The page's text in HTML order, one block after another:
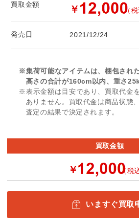
買取金額 ￥ （税
発売日 2021/12/24
※集荷可能なアイテムは、梱包され
高さの合計が160cm以内、重さ
※表示金額は目安であり、買取代金
ありません。買取代金は商品状態
査定の結果で決定されます。
買取金額
￥ （税
いますぐ買取